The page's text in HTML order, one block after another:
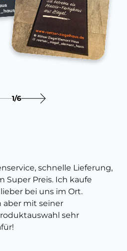
schnelle Lieferung,
Super Preis. Ich kaufe
bei uns im Ort.
mit seiner
sehr
1/6